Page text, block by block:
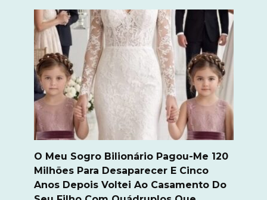
O Meu Sogro Bilionário Pagou-Me 120
Milhões Para Desaparecer E Cinco
Anos Depois Voltei Ao Casamento Do